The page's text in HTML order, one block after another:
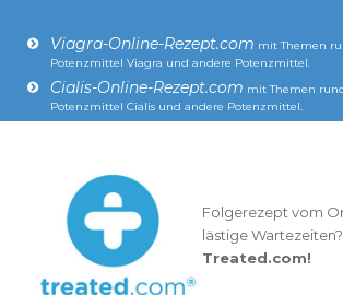
Viagra-Online-Rezept.com mit Themen
Potenzmittel Viagra und andere Potenzmittel.
Cialis-Online-Rezept.com mit Themen
Potenzmittel Cialis und andere Potenzmittel.
Finasterid-Online.com
Haarausfall und Prostata-Beschwerden.
Erkältung-Loswerden.com:Alles über
einfach und verständlich erklärt!
Folgerezept vom
lästige
Treated.com!